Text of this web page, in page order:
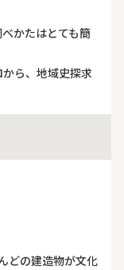
かたはとても簡
ら、地域史探求
どの建造物が文化